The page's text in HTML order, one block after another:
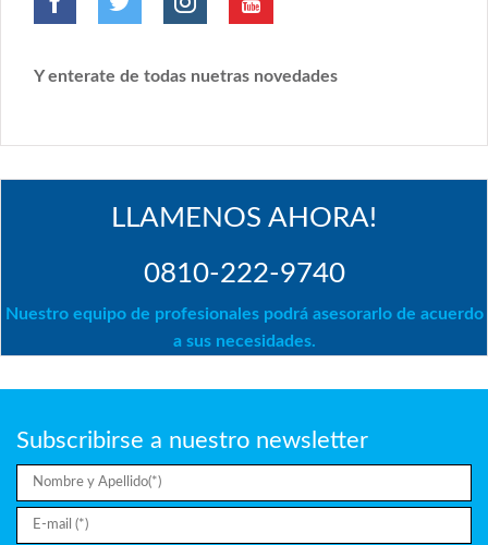
Y enterate de todas nuetras novedades
LLAMENOS AHORA!
0810-222-9740
Nuestro equipo de profesionales podrá asesorarlo de acuerdo
a sus necesidades.
Subscribirse a nuestro newsletter